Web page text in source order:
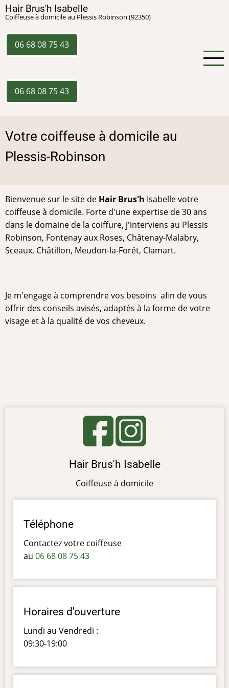
Aller
au
contenu
principal
Hair Brus'h Isabelle
Coiffeuse à domicile au Plessis Robinson (92350)
06 68 08 75 43
06 68 08 75 43
Votre coiffeuse à domicile au
Plessis-Robinson
Bienvenue sur le site de Hair Brus'h Isabelle votre
coiffeuse à domicile. Forte d'une expertise de 30 ans
dans le domaine de la coiffure, j'interviens au Plessis
Robinson, Fontenay aux Roses, Châtenay-Malabry,
Sceaux, Châtillon, Meudon-la-Forêt, Clamart.
Je m'engage à comprendre vos besoins afin de vous
offrir des conseils avisés, adaptés à la forme de votre
visage et à la qualité de vos cheveux.
Hair Brus'h Isabelle
Coiffeuse à domicile
Téléphone
Contactez votre coiffeuse
au 06 68 08 75 43
Horaires d'ouverture
Lundi au Vendredi :
09:30-19:00